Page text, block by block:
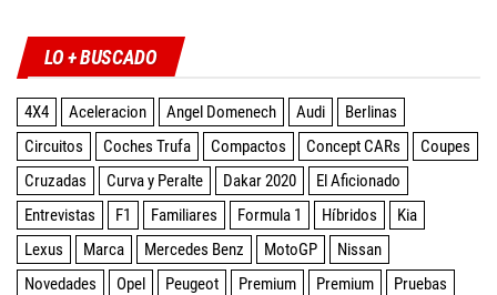
LO + BUSCADO
4X4 Aceleracion Angel Domenech Audi
Berlinas
Circuitos
Coches Trufa Compactos Concept CARs
Coupes
Cruzadas
Curva y Peralte Dakar 2020
El Aficionado
Entrevistas
F1 Familiares Formula 1 Híbridos
Kia
Lexus
Marca Mercedes Benz MotoGP
Nissan
Novedades
Opel Peugeot Premium Premium
Pruebas